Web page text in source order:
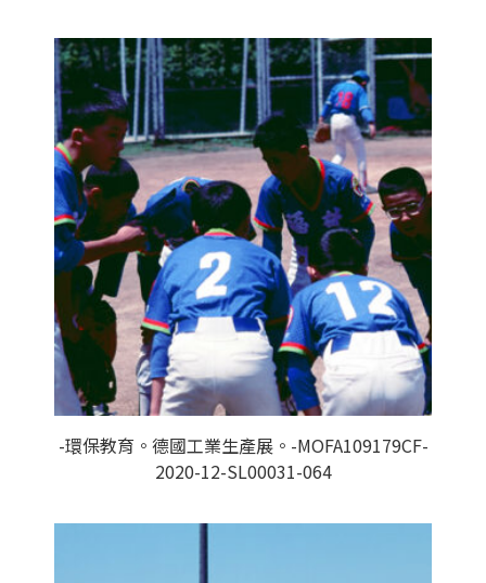
-環保教育。德國工業生產展。-MOFA109179CF-
2020-12-SL00031-064